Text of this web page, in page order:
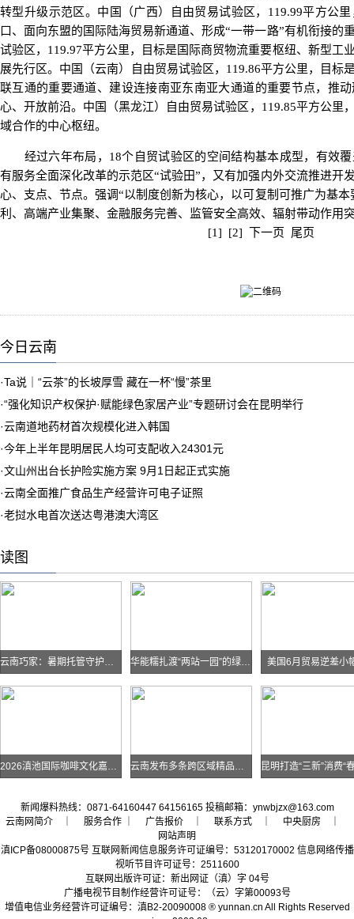
转型升级示范区。中国（广西）自由贸易试验区，119.99平方公
口、面向东盟的国际陆海贸易新通道、形成“一带一路”有机衔接的
试验区，119.97平方公里，目标是国际商贸物流重要枢纽、新型工
展先行区。中国（云南）自由贸易试验区，119.86平方公里，目标
联互通的重要通道、建设连接南亚东南亚大通道的重要节点，推
心、开放前沿。中国（黑龙江）自由贸易试验区，119.85平方公里
域合作的中心枢纽。
经过六年布局，18个自贸试验区的空间结构基本成型，有效覆
有服务全面深化改革的示范区“试验田”，又有加强内外交流推进开
心、支点、节点。强调“以制度创新为核心，以可复制可推广为基
利、高端产业集聚、金融服务完善、监管安全高效、辐射带动作用
[1] [2] 下一页 尾页
今日云南
·Ta说｜“云茶”的长坡厚雪 藏在一杯“慢”茶里
·“强化知识产权保护·赋能绿色家居产业”专题研讨会在昆明举行
·云南道地药材首次规模化进入韩国
·今年上半年昆明居民人均可支配收入24301元
·文山州出台长护险实施方案 9月1日起正式实施
·云南全面推广食品生产经营许可电子证照
·老挝水电首次送达粤港澳大湾区
读图
云南巧家：暑期托管守护孩子快乐假期 华能糯扎渡“两站一园”的绿色实践 美国6月贸易逆差小
2026滇池国际咖啡文化嘉年华怎么去？最全交通攻略戳进来→ 云南发布多条跨区域精品自驾线路
新闻爆料热线：0871-64160447 64156165 投稿邮箱：ynwbjzx@163.com
云南网简介｜ 服务合作 ｜ 广告报价｜ 联系方式｜ 中央厨房
网站声明
滇ICP备08000875号 互联网新闻信息服务许可证编号：53120170002 信息网络传播
视听节目许可证号：2511600
互联网出版许可证：新出网证（滇）字 04号
广播电视节目制作经营许可证号：（云）字第00093号
增值电信业务经营许可证编号：滇B2-20090008® yunnan.cn All Rights Reserved